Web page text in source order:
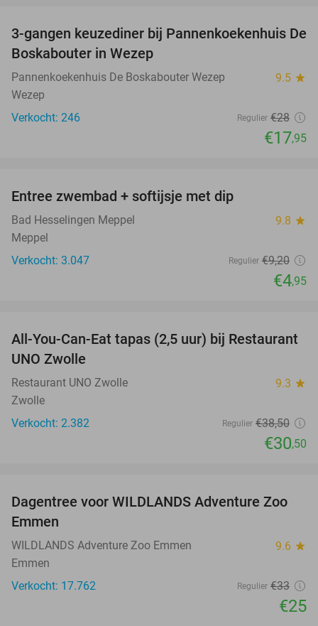
36%
3-gangen keuzediner bij Pannenkoekenhuis De
Boskabouter in Wezep
Pannenkoekenhuis De Boskabouter Wezep 9.5 star
Wezep
Verkocht: 246
Regulier €28
€17,95
Entree zwembad + softijsje met dip
Bad Hesselingen Meppel 9.8 star
Meppel
Verkocht: 3.047
Regulier €9,20
€4,95
21%
All-You-Can-Eat tapas (2,5 uur) bij Restaurant
UNO Zwolle
Restaurant UNO Zwolle 9.3 star
Zwolle
Verkocht: 2.382
Regulier €38,50
€30,50
24%
Dagentree voor WILDLANDS Adventure Zoo
Emmen
WILDLANDS Adventure Zoo Emmen 9.6 star
Emmen
Verkocht: 17.762
Regulier €33
€25